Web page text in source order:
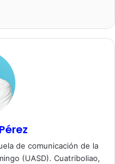
de comunicación de la
(UASD). Cuatriboliao,